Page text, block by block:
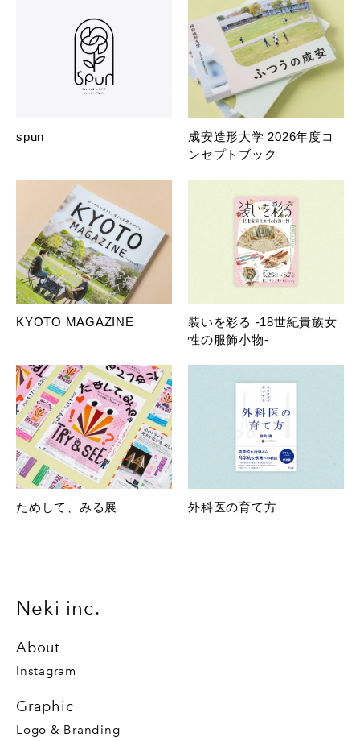
spun
成安造形大学 2026年度コ
ンセプトブック
KYOTO MAGAZINE
装いを彩る -18世紀貴族女
性の服飾小物-
ためして、みる展 外科医の育て方
Neki inc.
About
Instagram
Graphic
Logo & Branding